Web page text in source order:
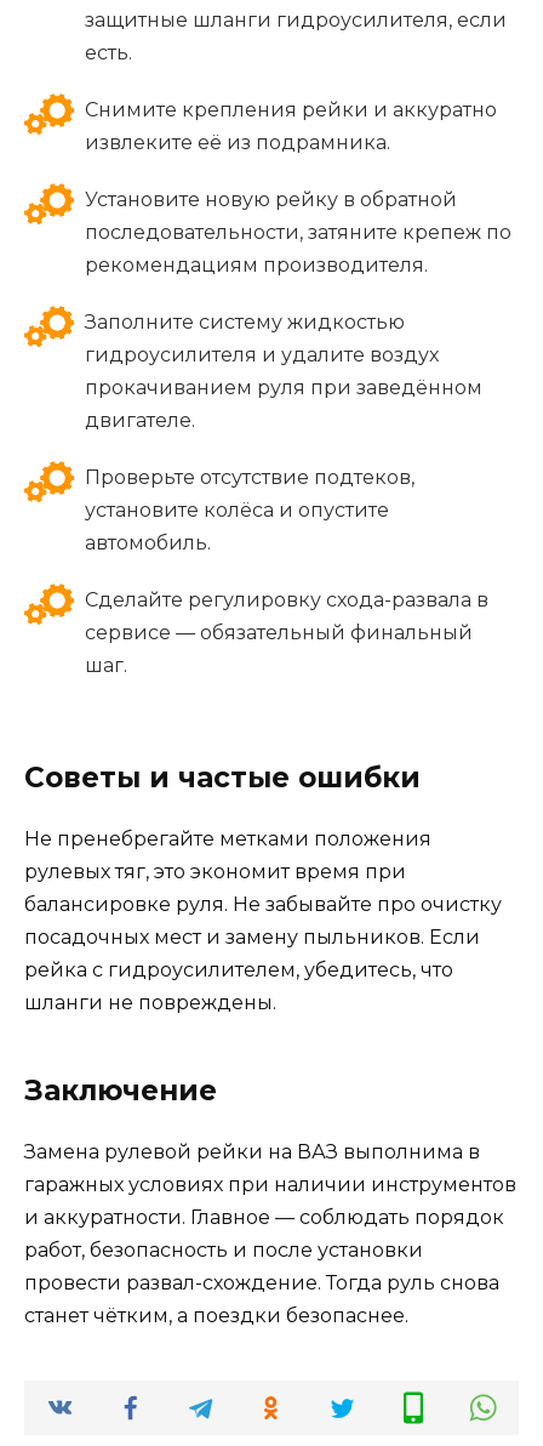
защитные шланги гидроусилителя, если
есть.
Снимите крепления рейки и аккуратно
извлеките её из подрамника.
Установите новую рейку в обратной
последовательности, затяните крепеж по
рекомендациям производителя.
Заполните систему жидкостью
гидроусилителя и удалите воздух
прокачиванием руля при заведённом
двигателе.
Проверьте отсутствие подтеков,
установите колёса и опустите
автомобиль.
Сделайте регулировку схода-развала в
сервисе — обязательный финальный
шаг.
Советы и частые ошибки
Не пренебрегайте метками положения
рулевых тяг, это экономит время при
балансировке руля. Не забывайте про очистку
посадочных мест и замену пыльников. Если
рейка с гидроусилителем, убедитесь, что
шланги не повреждены.
Заключение
Замена рулевой рейки на ВАЗ выполнима в
гаражных условиях при наличии инструментов
и аккуратности. Главное — соблюдать порядок
работ, безопасность и после установки
провести развал-схождение. Тогда руль снова
станет чётким, а поездки безопаснее.